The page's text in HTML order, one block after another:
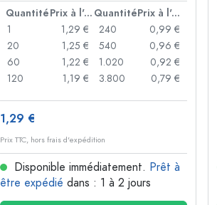
Quantité Prix à l'unité Quantité
Prix à l'unité
1
1,29 €
20
1,25 €
60
1,22 €
120
1,19 €
240
0,99 €
540
0,96 €
1.020
0,92 €
3.800
0,79 €
1,29 €
Prix TTC, hors frais d'expédition
Disponible immédiatement. Prêt à
être expédié dans : 1 à 2 jours